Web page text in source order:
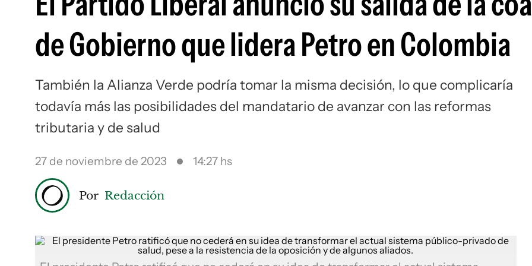
de Gobierno que lidera Petro en Colombia
También la Alianza Verde podría tomar la misma decisión, lo que complicaría
todavía más las posibilidades del mandatario de avanzar con las reformas
tributaria y de salud
27 de noviembre de 2023 14:27 hs
Por Redacción